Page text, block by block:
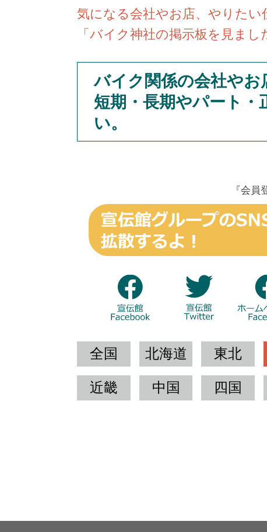
気になる会社やお店、やりたい
「バイク神社の掲示板を見ま
バイク関係の会社やお
短期・長期やパート・
い。
『会
全国 北海道 東北
近畿
中国 四国